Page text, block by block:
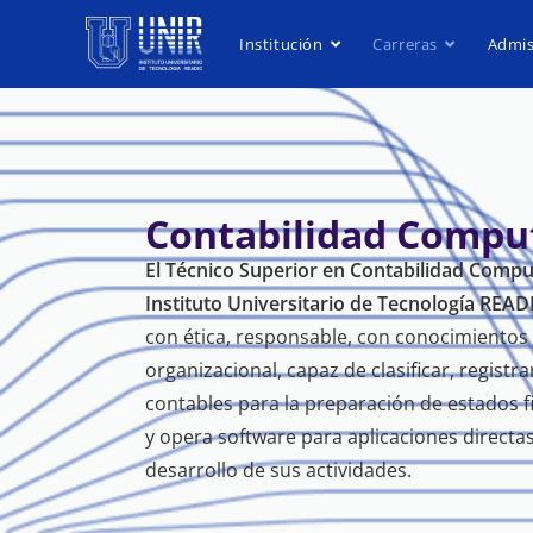
Institución Carreras
Contabilidad
El Técnico Superior en Contabilidad
Instituto Universitario de Tecnología
con ética, responsable, con
organizacional, capaz de clasificar,
contables para la preparación de estados
y opera software para aplicaciones
desarrollo de sus actividades.